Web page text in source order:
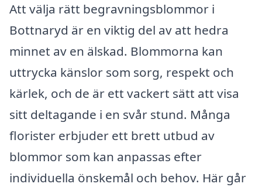
Att välja rätt begravningsblommor i
Bottnaryd är en viktig del av att hedra
minnet av en älskad. Blommorna kan
uttrycka känslor som sorg, respekt och
kärlek, och de är ett vackert sätt att visa
sitt deltagande i en svår stund. Många
florister erbjuder ett brett utbud av
blommor som kan anpassas efter
individuella önskemål och behov. Här går